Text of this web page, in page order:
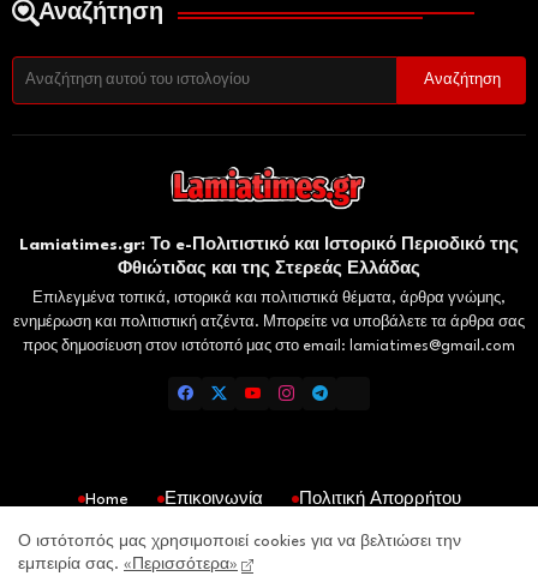
Αναζήτηση
Lamiatimes.gr: Το e-Πολιτιστικό και Ιστορικό Περιοδικό της
Φθιώτιδας και της Στερεάς Ελλάδας
Επιλεγμένα τοπικά, ιστορικά και πολιτιστικά θέματα, άρθρα γνώμης,
ενημέρωση και πολιτιστική ατζέντα. Μπορείτε να υποβάλετε τα άρθρα σας
προς δημοσίευση στον ιστότοπό μας στο email: lamiatimes@gmail.com
Home Επικοινωνία
Πολιτική Απορρήτου
Ο ιστότοπός μας χρησιμοποιεί cookies για να βελτιώσει την
εμπειρία σας. «Περισσότερα»